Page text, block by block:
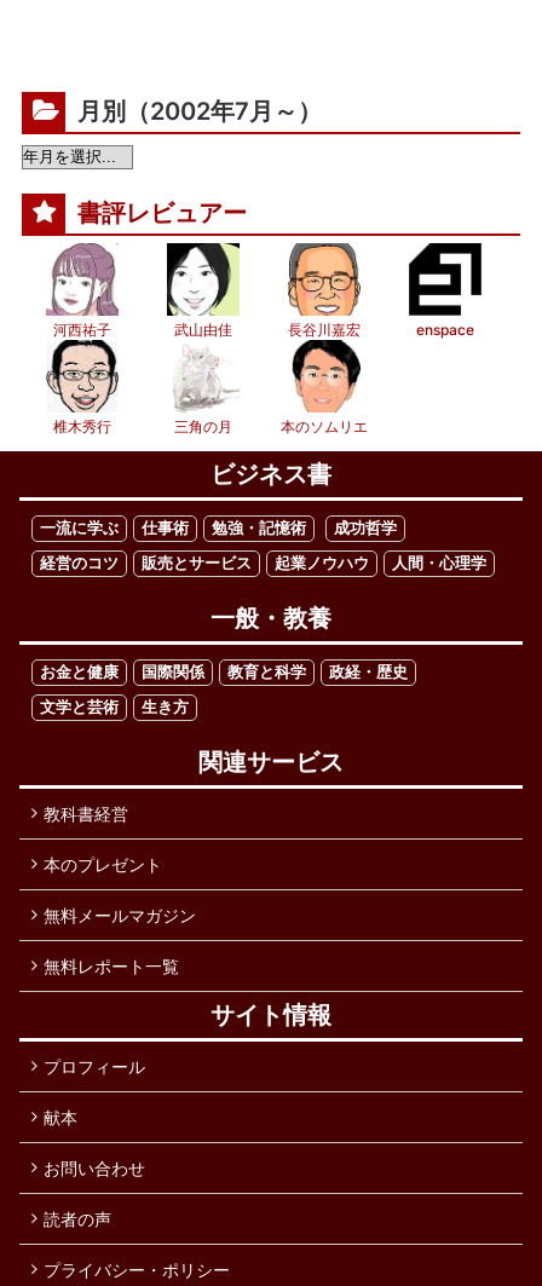
月別（2002年7月～）
書評レビュアー
河西祐子 武山由佳 長谷川嘉宏 enspace
椎木秀行 三角の月 本のソムリエ
ビジネス書
一流に学ぶ 仕事術 勉強・記憶術
成功哲学
経営のコツ
販売とサービス 起業ノウハウ 人間・心理学
一般・教養
お金と健康 国際関係 教育と科学
政経・歴史
文学と芸術
生き方
関連サービス
教科書経営
本のプレゼント
無料メールマガジン
無料レポート一覧
サイト情報
プロフィール
献本
お問い合わせ
読者の声
プライバシー・ポリシー